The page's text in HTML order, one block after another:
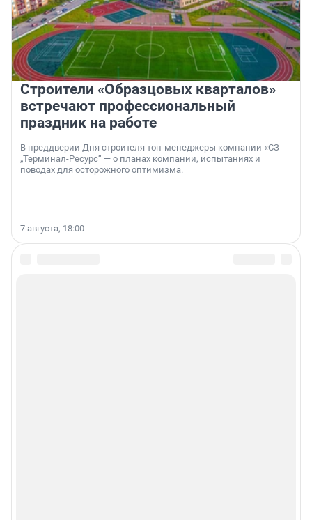
Строители «Образцовых кварталов»
встречают профессиональный
праздник на работе
В преддверии Дня строителя топ-менеджеры компании «СЗ
„Терминал-Ресурс“ — о планах компании, испытаниях и
поводах для осторожного оптимизма.
7 августа, 18:00